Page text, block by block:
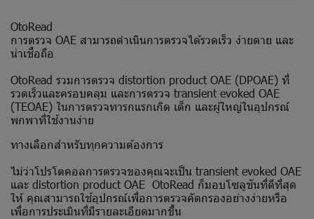
OtoRead
การตรวจ OAE สามารถดำเนินการตรวจได้รวดเร็ว ง่ายดาย และ
น่าเชื่อถือ
OtoRead รวมการตรวจ distortion product OAE (DPOAE) ที่
รวดเร็วและครอบคลุม และการตรวจ transient evoked OAE
(TEOAE) ในการตรวจทารกแรกเกิด เด็ก และผู้ใหญ่ในอุปกรณ์
พกพาที่ใช้งานง่าย
ทางเลือกสำหรับทุกความต้องการ
ไม่ว่าโปรโตคอลการตรวจของคุณจะเป็น transient evoked OAE
และ distortion product OAE OtoRead ก็มอบโซลูชันที่ดีที่สุด
ให้ คุณสามารถใช้อุปกรณ์เพื่อการตรวจคัดกรองอย่างง่ายหรือ
เพื่อการประเมินที่มีรายละเอียดมากขึ้น